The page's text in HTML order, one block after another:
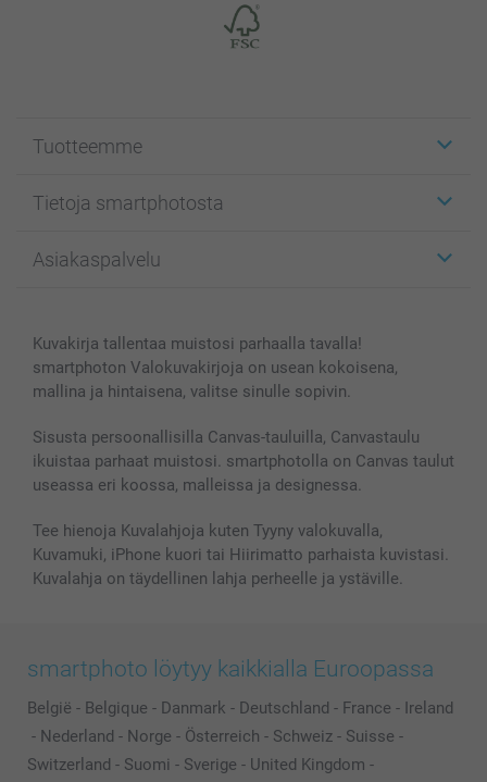
Tuotteemme
Kuvakortit
Kuvakirjat
Kännykkä & Tabletti
MyNameBook
Valokuvakehykset & Lisätarvikkeet
Lahjakortti
Kaikki kuvatuotteet
Tietoja smartphotosta
Affiliate ohjelma
Sivukartta
Ehdot/takuut
Asiakaspalvelu
smartbonus
Hinnat & maksutavat
Kuvakirja tallentaa muistosi parhaalla tavalla!
smartphoton Valokuvakirjoja on usean kokoisena,
mallina ja hintaisena, valitse sinulle sopivin.
Sisusta persoonallisilla Canvas-tauluilla, Canvastaulu
ikuistaa parhaat muistosi. smartphotolla on Canvas taulut
useassa eri koossa, malleissa ja designessa.
Tee hienoja Kuvalahjoja kuten Tyyny valokuvalla,
Kuvamuki, iPhone kuori tai Hiirimatto parhaista kuvistasi.
Kuvalahja on täydellinen lahja perheelle ja ystäville.
smartphoto löytyy kaikkialla Euroopassa
België - Belgique - Danmark - Deutschland - France - Ireland
- Nederland - Norge - Österreich - Schweiz - Suisse -
Switzerland - Suomi - Sverige - United Kingdom -